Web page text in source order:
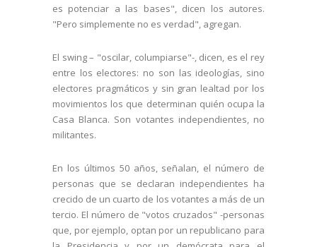
es potenciar a las bases", dicen los autores.
"Pero simplemente no es verdad", agregan.
El swing – "oscilar, columpiarse"-, dicen, es el rey
entre los electores: no son las ideologías, sino
electores pragmáticos y sin gran lealtad por los
movimientos los que determinan quién ocupa la
Casa Blanca. Son votantes independientes, no
militantes.
En los últimos 50 años, señalan, el número de
personas que se declaran independientes ha
crecido de un cuarto de los votantes a más de un
tercio. El número de "votos cruzados" -personas
que, por ejemplo, optan por un republicano para